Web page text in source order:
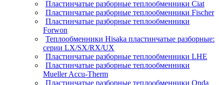
Пластинчатые разборные теплообменники Ciat
Пластинчатые разборные теплообменники Fischer
Пластинчатые разборные теплообменники
Forwon
Теплообменники Hisaka пластинчатые разборные:
серии LX/SX/RX/UX
Пластинчатые разборные теплообменники LHE
Пластинчатые разборные теплообменники
Mueller Accu-Therm
Пластинчатые разборные теплообменники Onda